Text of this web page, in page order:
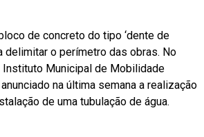
de concreto do tipo ‘dente de
delimitar o perímetro das obras. No
Instituto Municipal de Mobilidade
na última semana a realização
de uma tubulação de água.